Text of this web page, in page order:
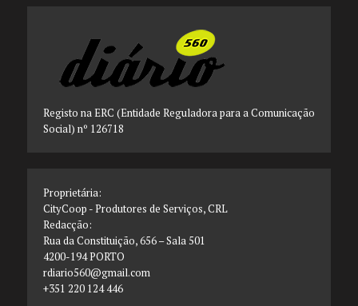
Registo na ERC (Entidade Reguladora para a Comunicação
Social) nº 126718
Proprietária:
CityCoop - Produtores de Serviços, CRL
Redacção:
Rua da Constituição, 656 – Sala 501
4200-194 PORTO
rdiario560@gmail.com
+351 220 124 446